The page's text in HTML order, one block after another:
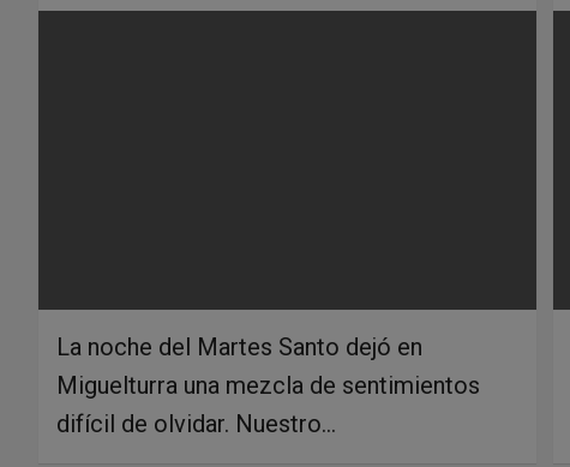
La noche del Martes Santo dejó en
Miguelturra una mezcla de sentimientos
difícil de olvidar. Nuestro…